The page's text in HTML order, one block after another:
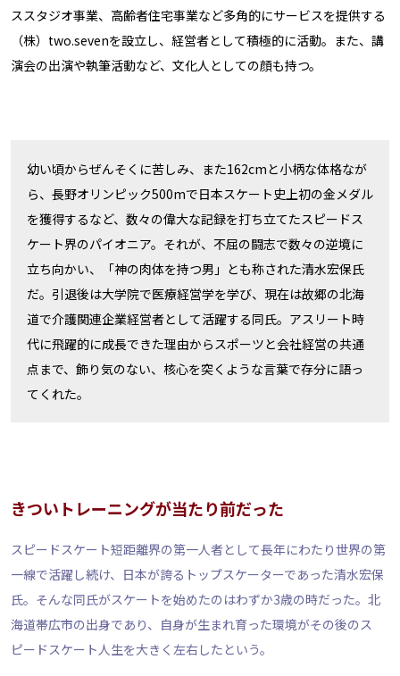
ススタジオ事業、高齢者住宅事業など多角的にサービスを提供する
（株）two.sevenを設立し、経営者として積極的に活動。また、講
演会の出演や執筆活動など、文化人としての顔も持つ。
幼い頃からぜんそくに苦しみ、また162cmと小柄な体格なが
ら、長野オリンピック500mで日本スケート史上初の金メダル
を獲得するなど、数々の偉大な記録を打ち立てたスピードス
ケート界のパイオニア。それが、不屈の闘志で数々の逆境に
立ち向かい、「神の肉体を持つ男」とも称された清水宏保氏
だ。引退後は大学院で医療経営学を学び、現在は故郷の北海
道で介護関連企業経営者として活躍する同氏。アスリート時
代に飛躍的に成長できた理由からスポーツと会社経営の共通
点まで、飾り気のない、核心を突くような言葉で存分に語っ
てくれた。
きついトレーニングが当たり前だった
スピードスケート短距離界の第一人者として長年にわたり世界の第
一線で活躍し続け、日本が誇るトップスケーターであった清水宏保
氏。そんな同氏がスケートを始めたのはわずか3歳の時だった。北
海道帯広市の出身であり、自身が生まれ育った環境がその後のス
ピードスケート人生を大きく左右したという。